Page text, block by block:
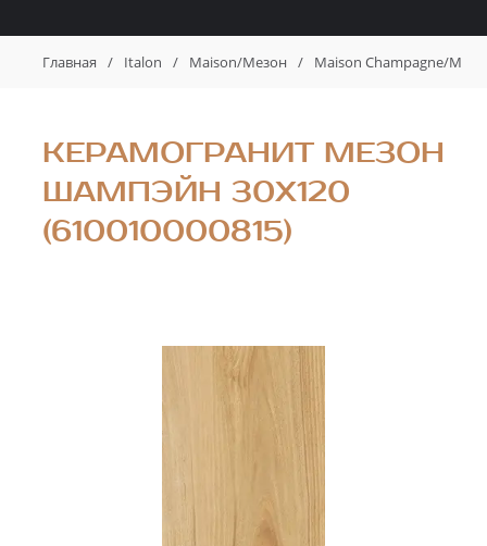
Главная / Italon / Maison/Мезон / Maison Champagne/
КЕРАМОГРАНИТ МЕЗОН
ШАМПЭЙН 30X120
(610010000815)